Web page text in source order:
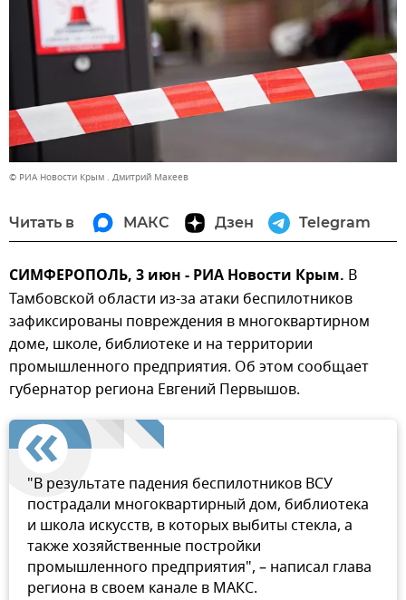
© РИА Новости Крым . Дмитрий Макеев
Читать в МАКС Дзен Telegram
СИМФЕРОПОЛЬ, 3 июн - РИА Новости Крым. В
Тамбовской области из-за атаки беспилотников
зафиксированы повреждения в многоквартирном
доме, школе, библиотеке и на территории
промышленного предприятия. Об этом сообщает
губернатор региона Евгений Первышов.
"В результате падения беспилотников ВСУ
пострадали многоквартирный дом, библиотека
и школа искусств, в которых выбиты стекла, а
также хозяйственные постройки
промышленного предприятия", – написал глава
региона в своем канале в МАКС.